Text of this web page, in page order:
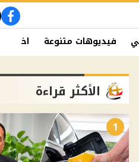
فيديوهات متنوعة اخبار
الأكثر قراءة
1